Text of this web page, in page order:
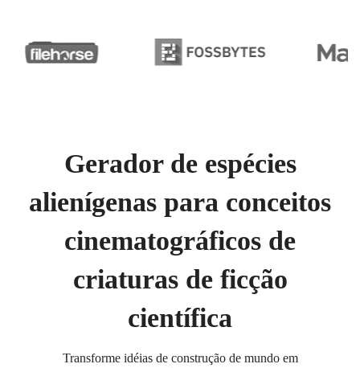
Gerador de espécies
alienígenas para conceitos
cinematográficos de
criaturas de ficção
científica
Transforme idéias de construção de mundo em